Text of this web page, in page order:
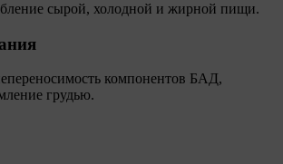
сырой, холодной и жирной пищи.
компонентов БАД,
грудью.